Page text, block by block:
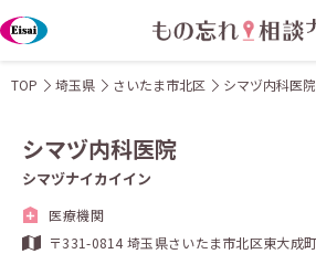
TOP 埼玉県 さいたま市北区 シマヅ内科医
シマヅ内科医院
シマヅナイカイイン
医療機関
〒331-0814 埼玉県さいたま市北区東大成